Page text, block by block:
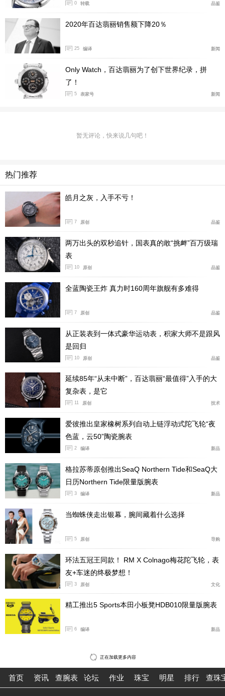
百达翡丽 Ref. 5524 Calatrava 飞行家旅行时间腕表
充满了男性魅力，充分代表了飞行器对天空的征服
表对手腕的征服。随着全球定位系统的出现，时角表已逐
渐没落，这款时计不仅代表了对它的怀
在十三个小时的时差。向东飞行时，时间“缩短”，而向西
居住地所在的时区，而当地时间指我们当前所在时区的时
间。近 80 年来，百达翡丽的双时区腕表始终以这种独特
方式展示不同时区的时间。20 世纪 30 年代，百达翡丽与
天才制表工匠路易‧柯蒂耶 (Louis
枚“世界时间腕表”。1959 年，百达翡丽著名的旅行时间装
置首获专利。这 种腕表操作简便，可同时显示两个不同时
区的时间。随着现代客机的出现，使人们可以在几小时之
内穿梭于欧洲和美州，这款腕表也因此在当时大受欢迎。
创新传统
秉持“尊崇传统和革新创造”的理念，如今已有 175 年
历史的百达翡丽改进了原有的双时区装置，使其
完美，因而在 1996 年再获一项专利。按动嵌入表壳的两
枚按钮，可令显示当地时间的时针以
向后转动，此时隔离器会分离时区装置与传动轮系。这样
点：确保腕表始终保持一致的走时精度。新款 Ref. 5524
Calatrava 飞
行家旅行时间腕表搭载的 caliber 324 C FUS
自动上弦机械机芯就采用了该装置，配备中心大秒针、指
0 转载 品鉴
2020年百达翡丽销售额下降20％
25 编译 新闻
Only Watch，百达翡丽为了创下世界纪录，拼
了！
5 表家号 新闻
暂无评论，快来说几句吧！
热门推荐
皓月之灰，入手不亏！
7 原创 品鉴
两万出头的双秒追针，国表真的敢“挑衅”百万级瑞
表
10 原创 品鉴
全蓝陶瓷王炸 真力时160周年旗舰有多难得
7 原创 品鉴
从正装表到一体式豪华运动表，积家大师不是跟风
是回归
10 原创 品鉴
延续85年“从未中断”，百达翡丽“最值得”入手的大
复杂表，是它
11 原创 技术
爱彼推出皇家橡树系列自动上链浮动式陀飞轮“夜
色蓝，云50”陶瓷腕表
2 编译 新品
格拉苏蒂原创推出SeaQ Northern Tide和SeaQ大
日历Northern Tide限量版腕表
3 编译 新品
当蜘蛛侠走出银幕，腕间藏着什么选择
5 原创 导购
环法五冠王同款！ RM X Colnago梅花陀飞轮，表
友+车迷的终极梦想！
3 原创 文化
精工推出5 Sports本田小板凳HDB010限量版腕表
6 编译 新品
正在加载更多内容
首页 资讯 查腕表 论坛 作业 珠宝 明星 排行 查珠